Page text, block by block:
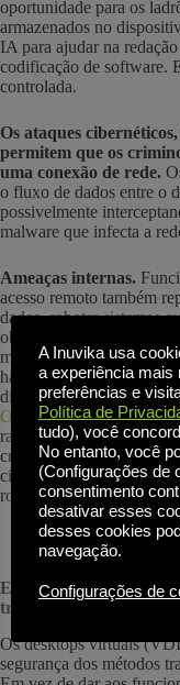
oportunidade para os
armazenados no
IA para ajudar na
codificação de software.
controlada.
Os ataques
permitem que os
uma conexão de rede.
o fluxo de dados entre o
possivelmente
malware que infecta a
Ameaças internas.
acesso remoto também
dados, sabotar sistemas
obter algum resultado
maliciosas podem
hábitos, como clicar em
dispositivos com os
Ostermanindica que os
ransomware, por
credenciais de
cibernéticos acesso a
roubados e mantidos para
Espaços de trabalho
trabalhadores remotos
Os desktops virtuais
segurança dos métodos
A Inuvika usa
a experiência mais
preferências e
Política de
tudo), você
No entanto, você
(Configurações de
consentimento
desativar esses
desses cookies
navegação.
Configurações de